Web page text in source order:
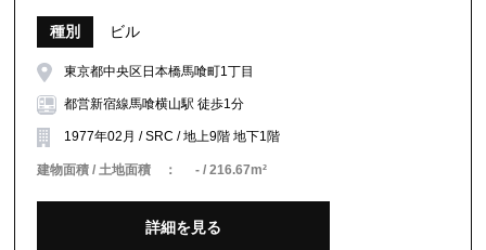
種別 ビル
東京都中央区日本橋馬喰町1丁目
都営新宿線馬喰横山駅 徒歩1分
1977年02月 / SRC / 地上9階 地下1階
建物面積 / 土地面積 ： - / 216.67m²
詳細を見る